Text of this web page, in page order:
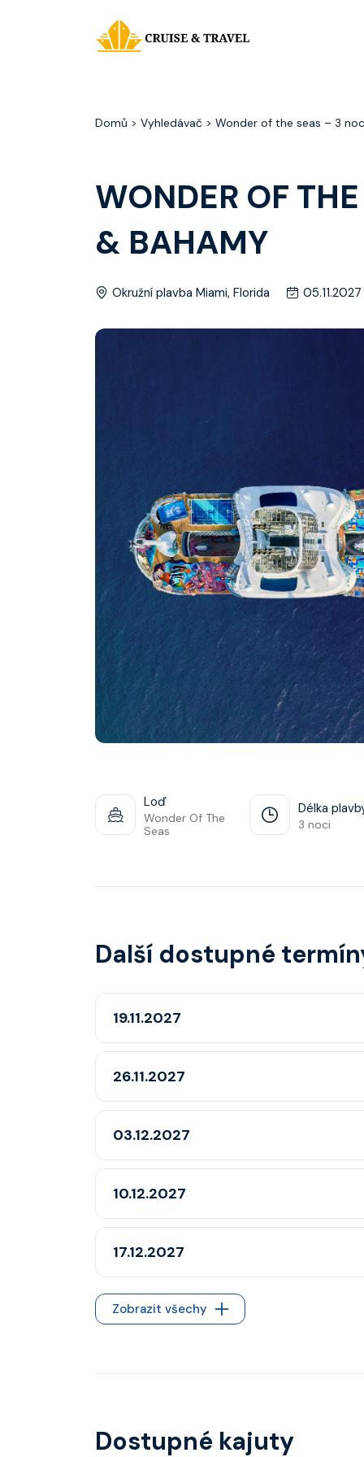
Domů > Vyhledávač > Wonder of the seas – 3
WONDER OF
& BAHAMY
Okružní plavba Miami, Florida 05.11.2027
Loď
Wonder Of The
Seas
Délka
3 noci
Další dostupné
19.11.2027
26.11.2027
03.12.2027
10.12.2027
17.12.2027
Zobrazit všechy
Dostupné kajuty